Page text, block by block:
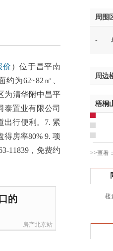
价 ）位于昌平南
为62~82㎡、
为清华附中昌平
泰置业有限公司
出行便利。7. 紧
得房率80% 9. 项
11839，免费约
的
房产北京站
谢
魏
魏
吴
于
周围
-
周边
梧桐
>>查看：
楼